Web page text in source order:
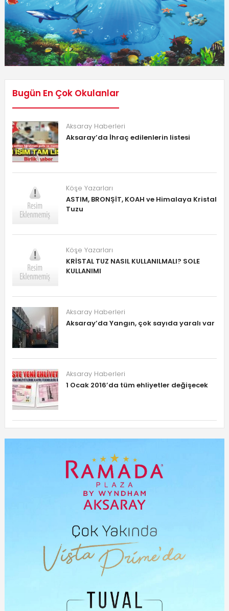
Bugün En Çok Okulanlar
Aksaray Haberleri
Aksaray’da İhraç edilenlerin listesi
Köşe Yazarları
ASTIM, BRONŞİT, KOAH ve Himalaya Kristal
Tuzu
Köşe Yazarları
KRİSTAL TUZ NASIL KULLANILMALI? SOLE
KULLANIMI
Aksaray Haberleri
Aksaray’da Yangın, çok sayıda yaralı var
Aksaray Haberleri
1 Ocak 2016’da tüm ehliyetler değişecek